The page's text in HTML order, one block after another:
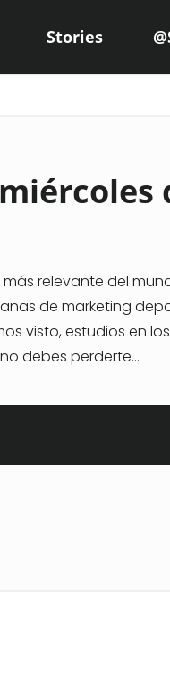
Stories
relevante del
de marketing
visto, estudios en
debes perderte...